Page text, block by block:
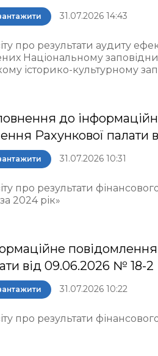
31.07.2026 14:43
про результати аудиту
Національному
історико-культурному
до
Рахункової палати
31.07.2026 10:31
про результати
2024 рік»
від 09.06.2026 № 18-2
31.07.2026 10:22
про результати